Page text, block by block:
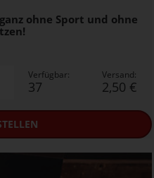
ohne Sport und ohne
Verfügbar:
37
Versand:
2,50 €